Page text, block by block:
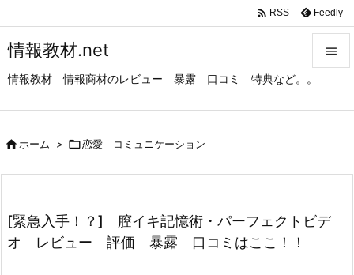
情報教材.net
情報教材 情報商材のレビュー 暴露 口コミ 特典など。。

次へ
 RSS Feedly
ホーム > 恋愛 コミュニケーション
[緊急入手！？] 膣イキ記憶術・パーフェクトビデ
オ レビュー 評価 暴露 口コミはここ！！